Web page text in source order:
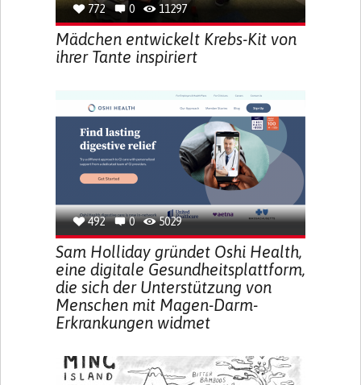
772 0 11297
Mädchen entwickelt Krebs-Kit von
ihrer Tante inspiriert
492 0 5029
Sam Holliday gründet Oshi Health,
eine digitale Gesundheitsplattform,
die sich der Unterstützung von
Menschen mit Magen-Darm-
Erkrankungen widmet